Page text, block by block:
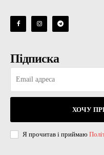
Підписка
ХОЧУ
Я прочитав і приймаю